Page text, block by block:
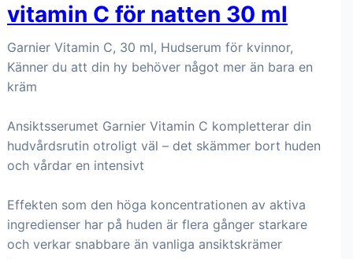
vitamin C för natten 30 ml
Garnier Vitamin C, 30 ml, Hudserum för kvinnor,
Känner du att din hy behöver något mer än bara en
kräm
Ansiktsserumet Garnier Vitamin C kompletterar din
hudvårdsrutin otroligt väl – det skämmer bort huden
och vårdar en intensivt
Effekten som den höga koncentrationen av aktiva
ingredienser har på huden är flera gånger starkare
och verkar snabbare än vanliga ansiktskrämer